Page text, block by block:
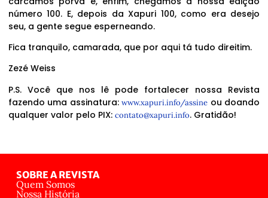
número 100. E, depois da Xapuri 100, como era desejo
seu, a gente segue esperneando.
Fica tranquilo, camarada, que por aqui tá tudo direitim.
Zezé Weiss
P.S. Você que nos lê pode fortalecer nossa Revista
fazendo uma assinatura:www.xapuri.info/assine ou doando
qualquer valor pelo PIX: contato@xapuri.info. Gratidão!
SOBRE A REVISTA
Quem Somos
Nossa História